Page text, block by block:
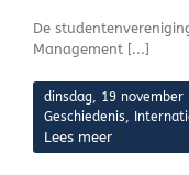
De
Management [...]
dinsdag, 19 november
Geschiedenis,
Lees meer